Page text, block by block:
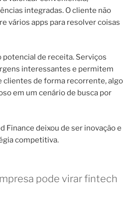
integradas. O cliente não
vários apps para resolver coisas
potencial de receita. Serviços
interessantes e permitem
clientes de forma recorrente, algo
em um cenário de busca por
Finance deixou de ser inovação e
competitiva.
pode virar fintech